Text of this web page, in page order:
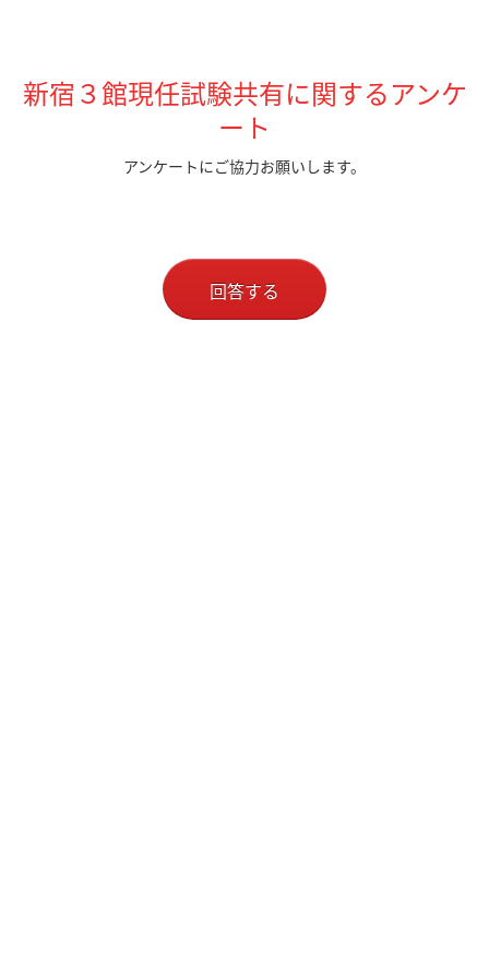
新宿３館現任試験共有に関するアンケ
ート
アンケートにご協力お願いします。
回答する